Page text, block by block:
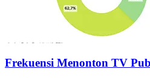
Frekuensi Menonton TV